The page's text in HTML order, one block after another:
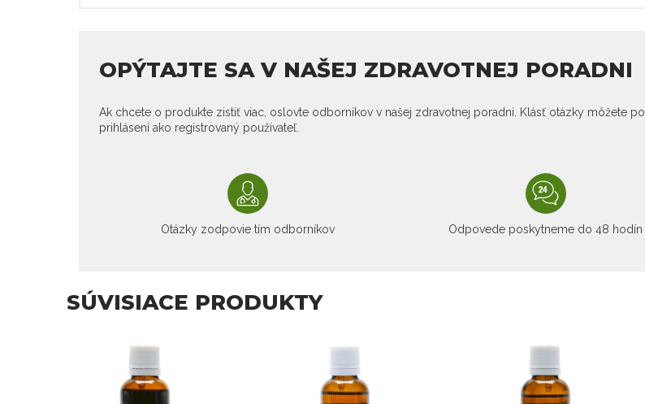
OPÝTAJTE SA V NAŠEJ ZDRAVOTNEJ PORADNI
Ak chcete o produkte zistiť viac, oslovte odborníkov v našej zdravotnej poradni. Klásť otázky môžete po
prihlásení ako registrovaný používateľ.
Otázky zodpovie tím odborníkov Odpovede poskytneme do 48 hodín
SÚVISIACE PRODUKTY